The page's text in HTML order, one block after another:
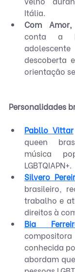
Itália.
Com
conta a
descoberta
orientação
Personalidades
Pabllo Vittar
queen
música
LGBTQIAPN+.
Silvero
brasileiro,
trabalho e
direitos à
Bia
conhecida
abordam